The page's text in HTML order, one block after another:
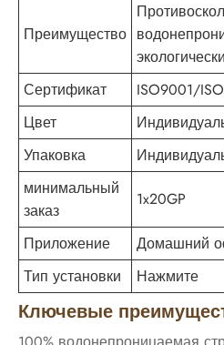
Преимущество
Сертификат
ISO9001/
Цвет
Упаковка
минимальный
заказ
1x20GP
Приложение
Домашний
Тип установки
Нажмите
Ключевые